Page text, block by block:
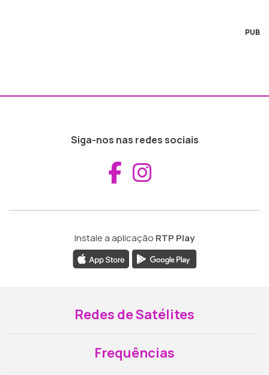
PUB
Siga-nos nas redes sociais
Aceder ao
Instale a aplicação RTP Play
Redes de Satélites
Frequências